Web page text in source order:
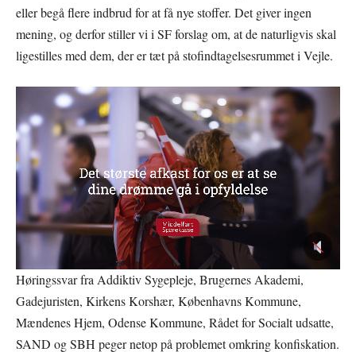
eller begå flere indbrud for at få nye stoffer. Det giver ingen
mening, og derfor stiller vi i SF forslag om, at de naturligvis skal
ligestilles med dem, der er tæt på stofindtagelsesrummet i Vejle.
Høringssvar fra Addiktiv Sygepleje, Brugernes Akademi,
Gadejuristen, Kirkens Korshær, Københavns Kommune,
Mændenes Hjem, Odense Kommune, Rådet for Socialt udsatte,
SAND og SBH peger netop på problemet omkring konfiskation.